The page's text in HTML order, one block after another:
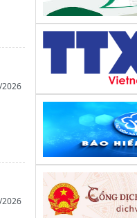
Kế hoạch số: 168/
Kế hoạch thực
138/NQ-CP
quyết 139/NQ-CP
Nghị định số: 156/
Ngày : 16/06/2025
Sửa đổi, bổ sung
định số 55/2015/
năm 2015 của Chính
Quyết định số: 22/